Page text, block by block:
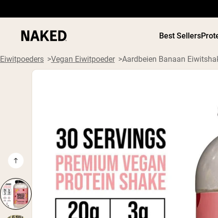
Best Sellers
”Protein Powder“
”Overnight Oats“
”Vegan protein“
”Collagen“
”Micellar Casein“
Eiwitpoeders Vegan Eiwitpoeder Aardbeien Banaan